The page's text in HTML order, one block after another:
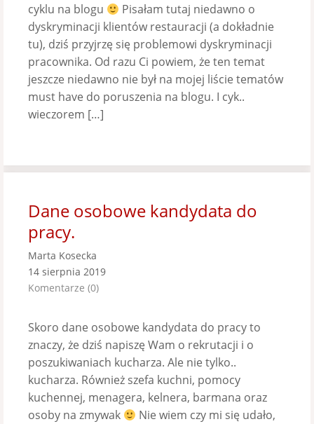
cyklu na blogu
Pisałam tutaj niedawno o
dyskryminacji klientów restauracji (a dokładnie
tu), dziś przyjrzę się problemowi dyskryminacji
pracownika. Od razu Ci powiem, że ten temat
jeszcze niedawno nie był na mojej liście tematów
must have do poruszenia na blogu. I cyk..
wieczorem […]
Dane osobowe kandydata do
pracy.
Marta Kosecka
14 sierpnia 2019
Komentarze (0)
Skoro dane osobowe kandydata do pracy to
znaczy, że dziś napiszę Wam o rekrutacji i o
poszukiwaniach kucharza. Ale nie tylko..
kucharza. Również szefa kuchni, pomocy
kuchennej, menagera, kelnera, barmana oraz
osoby na zmywak
Nie wiem czy mi się udało,